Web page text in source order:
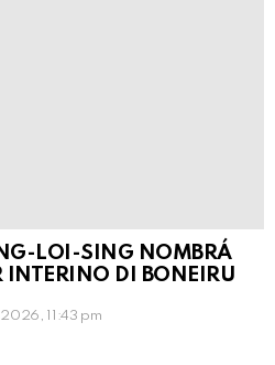
LOI-SING NOMBRÁ
INTERINO DI BONEIRU
2026, 11:43 pm